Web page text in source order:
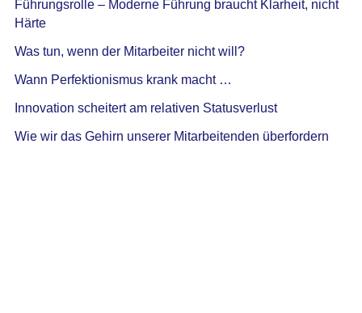
Führungsrolle – Moderne Führung braucht Klarheit, nicht
Härte
Was tun, wenn der Mitarbeiter nicht will?
Wann Perfektionismus krank macht …
Innovation scheitert am relativen Statusverlust
Wie wir das Gehirn unserer Mitarbeitenden überfordern